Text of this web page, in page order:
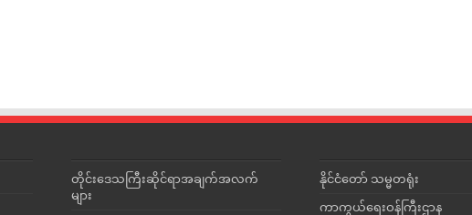
တိုင်းဒေသကြီးဆိုင်ရာအချက်အလက်
များ
နိုင်ငံတော် သမ္မတရုံး
ကာကွယ်ရေးဝန်ကြီးဌာန